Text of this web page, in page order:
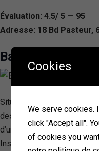
Évaluation: 4.5/ 5 — 95
Adresse: 18 Bd Pasteur,
Barber men
Situé au cœur de
destination incontournable
d’une expérience de
Inspiré par le style unique
Cookies
We serve cookies.
click "Accept all".
of cookies you